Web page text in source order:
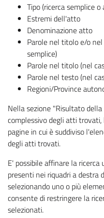
Tipo (ricerca semplice
Estremi dell'atto
Denominazione atto
Parole nel titolo e/o
semplice)
Parole nel titolo (nel
Parole nel testo (nel
Regioni/Province
Nella sezione "Risultato
complessivo degli atti
pagine in cui è suddiviso
degli atti trovati.
E' possibile affinare la
presenti nei riquadri a destra
selezionando uno o più
consente di restringere la
selezionati.